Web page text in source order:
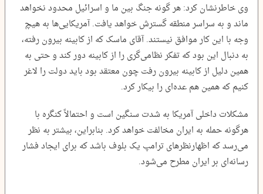
وی خاطرنشان کرد: هر گونه جنگ بین ما و اسرائیل محدود نخواهد
ماند و به سراسر منطقه گسترش خواهد یافت. آمریکایی‌ها به هیچ
وجه با این کار موافق نیستند. آقای ماسک که از کابینه بیرون رفته،
به دنبال این بود که تفکر نظامی‌گری را از کابینه دور کند و حتی به
همین دلیل از کابینه بیرون رفت چون معتقد بود باید دولت را لاغر
کنیم که همین هم عده‌ای را بیکار کرد.
مشکلات داخلی آمریکا به شدت سنگین است و احتمالاً کنگره با
هرگونه حمله به ایران مخالفت خواهد کرد. بنابراین، بیشتر به نظر
می‌رسد که اظهارنظرهای ترامپ یک بلوف باشد که برای ایجاد فشار
رسانه‌ای بر ایران مطرح می‌شود.